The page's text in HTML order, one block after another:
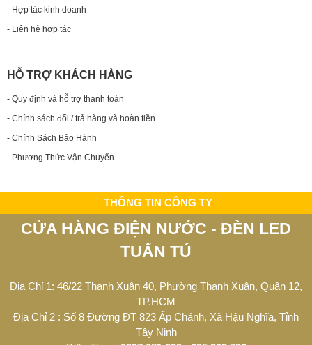
- Hợp tác kinh doanh
- Liên hệ hợp tác
HỖ TRỢ KHÁCH HÀNG
- Quy định và hỗ trợ thanh toán
- Chính sách đổi / trả hàng và hoàn tiền
- Chính Sách Bảo Hành
- Phương Thức Vận Chuyển
THÔNG TIN CÔNG TY
CỬA HÀNG ĐIỆN NƯỚC - ĐÈN LED
TUẤN TÚ
Địa Chỉ 1: 46/22 Thạnh Xuân 40, Phường Thạnh Xuân, Quận 12,
TP.HCM
Địa Chỉ 2 : Số 8 Đường ĐT 823 Ấp Chánh, Xã Hậu Nghĩa, Tỉnh
Tây Ninh